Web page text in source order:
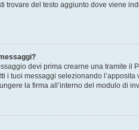
trovare del testo aggiunto dove viene
devi prima crearne una tramite
i tuoi messaggi selezionando
la firma all’interno del modulo di